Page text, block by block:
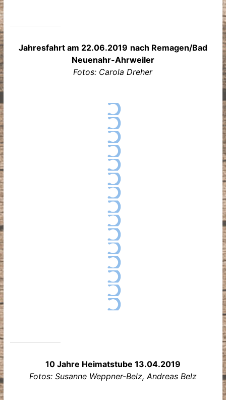
Jahresfahrt am 22.06.2019 nach Remagen/Bad
Neuenahr-Ahrweiler
Fotos: Carola Dreher
10 Jahre Heimatstube 13.04.2019
Fotos: Susanne Weppner-Belz, Andreas Belz